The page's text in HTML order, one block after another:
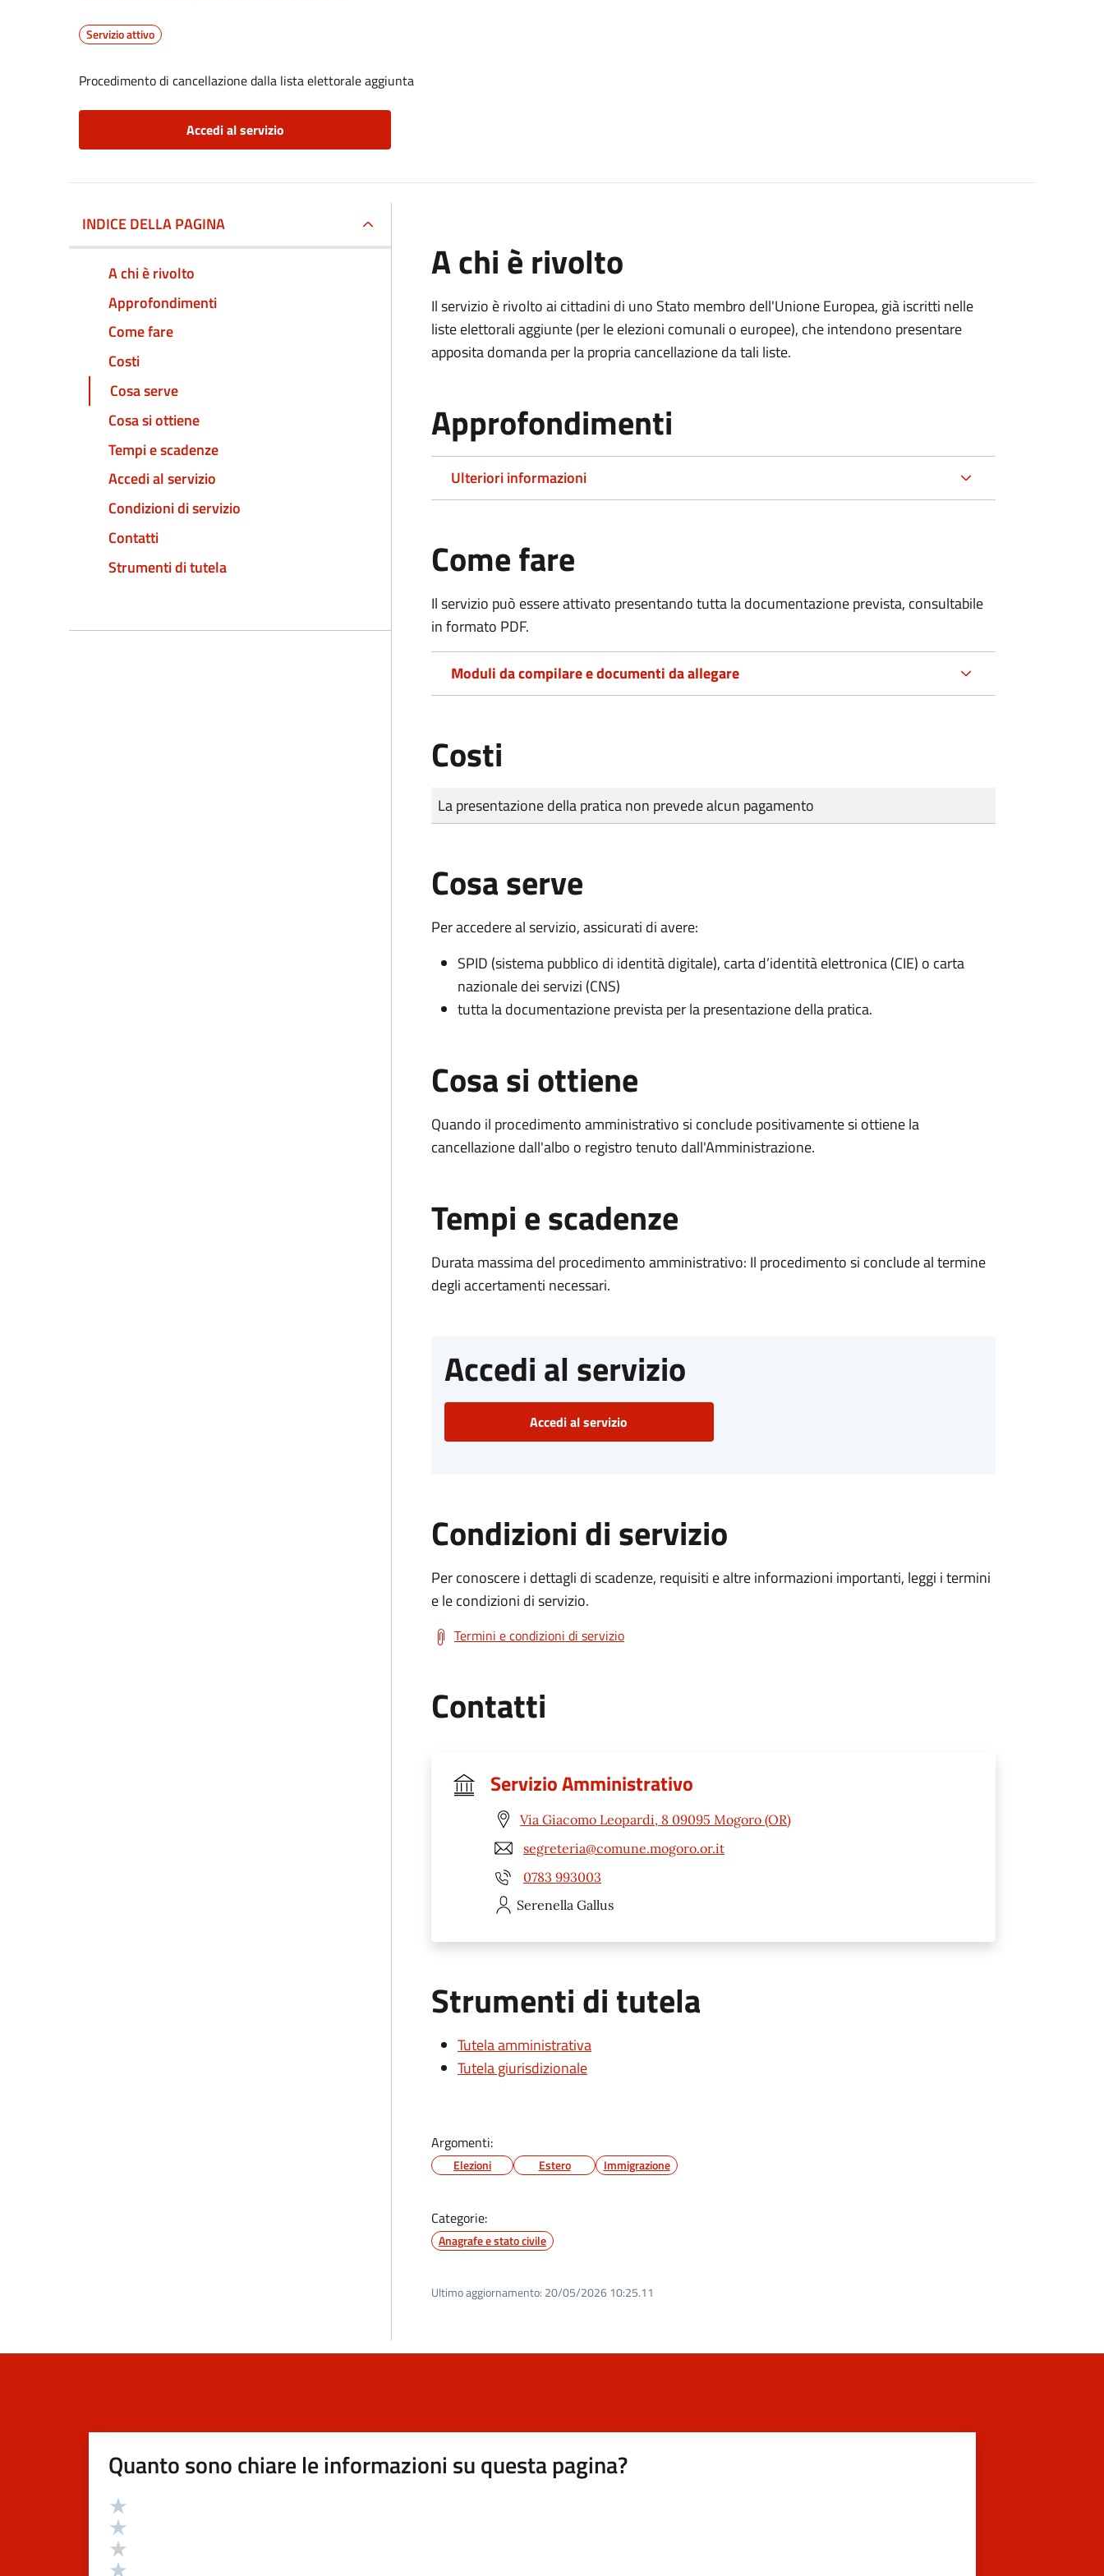
Servizio attivo
Procedimento di cancellazione dalla lista elettorale aggiunta
Accedi al servizio
INDICE DELLA PAGINA
A chi è rivolto
Approfondimenti
Come fare
Costi
Cosa serve
Cosa si ottiene
Tempi e scadenze
Accedi al servizio
Condizioni di servizio
Contatti
Strumenti di tutela
A chi è rivolto
Il servizio è rivolto ai cittadini di uno Stato membro dell'Unione Europea, già iscritti nelle
liste elettorali aggiunte (per le elezioni comunali o europee), che intendono presentare
apposita domanda per la propria cancellazione da tali liste.
Approfondimenti
Ulteriori informazioni
Come fare
Il servizio può essere attivato presentando tutta la documentazione prevista, consultabile
in formato PDF.
Moduli da compilare e documenti da allegare
Costi
Tipo di pagamento
Importo
La presentazione della pratica non prevede alcun pagamento
Cosa serve
Per accedere al servizio, assicurati di avere:
SPID (sistema pubblico di identità digitale), carta d’identità elettronica (CIE) o carta
nazionale dei servizi (CNS)
tutta la documentazione prevista per la presentazione della pratica.
Cosa si ottiene
Quando il procedimento amministrativo si conclude positivamente si ottiene la
cancellazione dall'albo o registro tenuto dall'Amministrazione.
Tempi e scadenze
Durata massima del procedimento amministrativo: Il procedimento si conclude al termine
degli accertamenti necessari.
Accedi al servizio
Accedi al servizio
Condizioni di servizio
Per conoscere i dettagli di scadenze, requisiti e altre informazioni importanti, leggi i termini
e le condizioni di servizio.
Termini e condizioni di servizio
Contatti
Servizio Amministrativo
Via Giacomo Leopardi, 8 09095 Mogoro (OR)
segreteria@comune.mogoro.or.it
0783 993003
Serenella Gallus
Strumenti di tutela
Tutela amministrativa
Tutela giurisdizionale
Argomenti:
Elezioni Estero Immigrazione
Categorie:
Anagrafe e stato civile
Ultimo aggiornamento: 20/05/2026 10:25.11
Quanto sono chiare le informazioni su questa pagina?
Valutazione